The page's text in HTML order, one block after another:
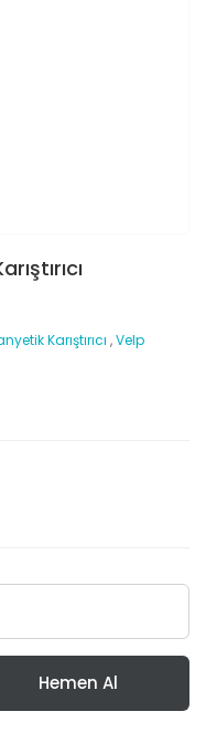
Karıştırıcı ,Velp
Hemen Al